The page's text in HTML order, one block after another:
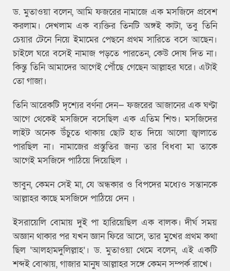
ড. মুতাওয়া বলেন, আমি ফজরের নামাজে এক মসজিদে প্রবেশ
করলাম। দেখলাম এক ব্যক্তির তিনটি অঙ্গই কাটা, তবু তিনি
চেয়ার টেনে নিয়ে ইমামের পেছনে প্রথম সারিতে বসে আছেন।
চাইলে ঘরে বসেই নামাজ পড়তে পারতেন, কেউ দোষ দিত না।
কিন্তু তিনি আমাদের আগেই পৌঁছে গেছেন আল্লাহর ঘরে। এটাই
তো গাজা।
তিনি আরেকটি দৃশ্যের বর্ণনা দেন— ফজরের আজানের এক ঘণ্টা
আগে থেকেই মসজিদে বসেছিল এক এতিম শিশু। মসজিদের
লাইট অনেক উঁচুতে থাকায় ছোট হাত দিয়ে আলো জ্বালাতে
পারছিল না। নামাজের প্রস্তুতির জন্য তার বিধবা মা তাকে
আগেই মসজিদে পাঠিয়ে দিয়েছিল ।
ভাবুন, কেমন সেই মা, যে অন্ধকার ও বিপদের মধ্যেও সন্তানকে
আল্লাহর কাছে মসজিদে পাঠিয়ে দেন ।
ইসরায়েলি বোমায় দুই পা হারিয়েছিল এক বালক। দীর্ঘ সময়
অজ্ঞান থাকার পর যখন জ্ঞান ফিরে আসে, তার মুখের প্রথম কথা
ছিল ‘আলহামদুলিল্লাহ’। ড. মুতাওয়া থেমে বলেন, এই একটি
শব্দই বোঝায়, গাজার মানুষ আল্লাহর সঙ্গে কেমন সম্পর্ক রাখে।